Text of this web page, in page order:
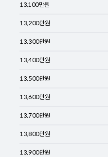
13,100만원
13,200만원
13,300만원
13,400만원
13,500만원
13,600만원
13,700만원
13,800만원
13,900만원